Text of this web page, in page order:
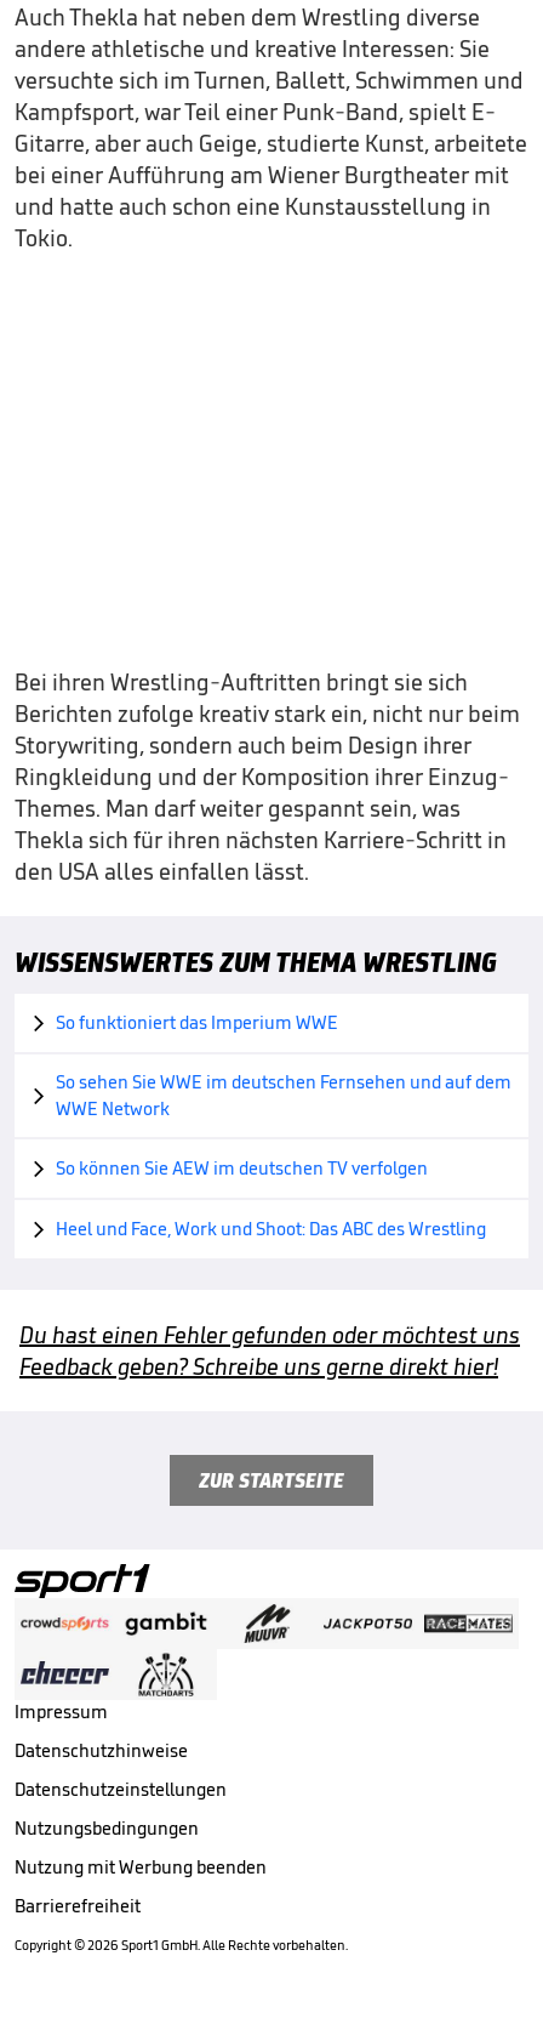
Auch Thekla hat neben dem Wrestling diverse
andere athletische und kreative Interessen: Sie
versuchte sich im Turnen, Ballett, Schwimmen und
Kampfsport, war Teil einer Punk-Band, spielt E-
Gitarre, aber auch Geige, studierte Kunst, arbeitete
bei einer Aufführung am Wiener Burgtheater mit
und hatte auch schon eine Kunstausstellung in
Tokio.
Bei ihren Wrestling-Auftritten bringt sie sich
Berichten zufolge kreativ stark ein, nicht nur beim
Storywriting, sondern auch beim Design ihrer
Ringkleidung und der Komposition ihrer Einzug-
Themes. Man darf weiter gespannt sein, was
Thekla sich für ihren nächsten Karriere-Schritt in
den USA alles einfallen lässt.
WISSENSWERTES ZUM THEMA WRESTLING
 So funktioniert das Imperium WWE

So sehen Sie WWE im deutschen Fernsehen und auf dem
WWE Network
 So können Sie AEW im deutschen TV verfolgen
 Heel und Face, Work und Shoot: Das ABC des Wrestling
Du hast einen Fehler gefunden oder möchtest uns
Feedback geben? Schreibe uns gerne direkt hier!
ZUR STARTSEITE
Impressum
Datenschutzhinweise
Datenschutzeinstellungen
Nutzungsbedingungen
Nutzung mit Werbung beenden
Barrierefreiheit
Copyright ©2026 Sport1 GmbH. Alle Rechte vorbehalten.